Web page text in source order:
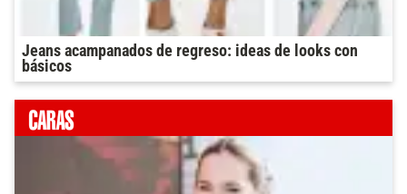
Jeans acampanados de regreso: ideas de looks con
básicos